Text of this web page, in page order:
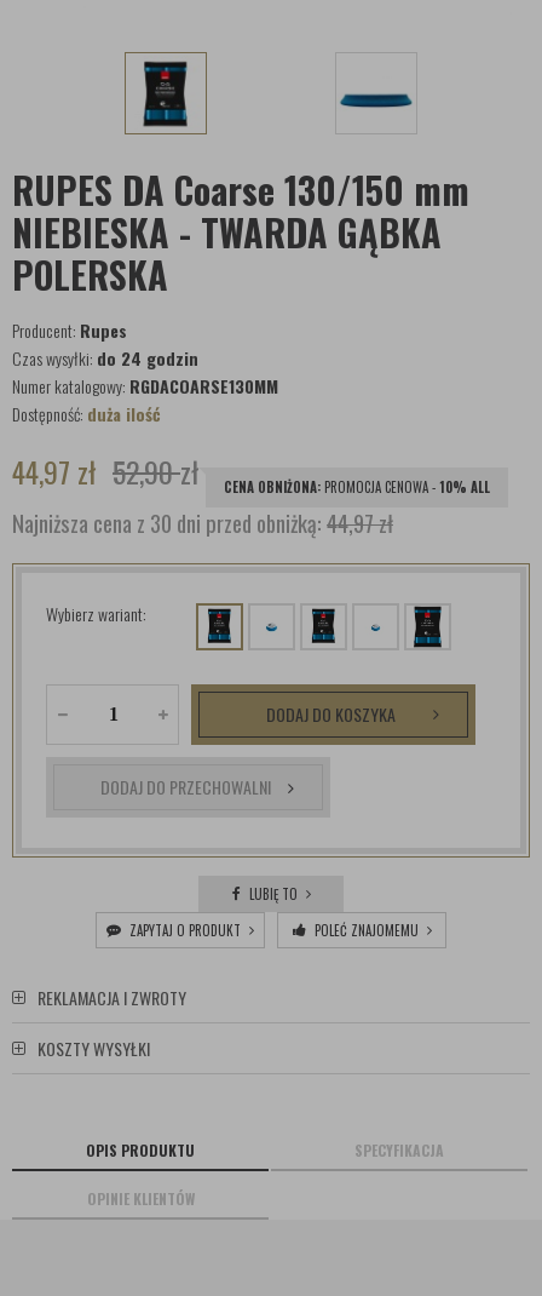
RUPES DA Coarse 130/150 mm
NIEBIESKA - TWARDA GĄBKA
POLERSKA
Producent: Rupes
Czas wysyłki: do 24 godzin
Numer katalogowy: RGDACOARSE130MM
Dostępność: duża ilość
44,97 zł 52,90zł CENA OBNIŻONA: PROMOCJA CENOWA -10% ALL
Najniższa cena z 30 dni przed obniżką:44,97 zł
Wybierz wariant:
DODAJ DO KOSZYKA
DODAJ DO PRZECHOWALNI
LUBIĘ TO
ZAPYTAJ O PRODUKT
POLEĆ ZNAJOMEMU
REKLAMACJA I ZWROTY
KOSZTY WYSYŁKI
OPIS PRODUKTU SPECYFIKACJA
OPINIE KLIENTÓW